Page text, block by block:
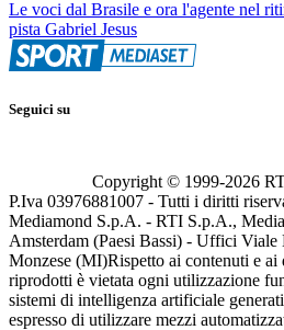
Le voci dal Brasile e ora l'agente nel
pista Gabriel Jesus
Seguici su
Copyright © 1999-2026
P.Iva 03976881007 - Tutti i diritti
Mediamond S.p.A. - RTI S.p.A.,
Amsterdam (Paesi Bassi) - Uffici
Monzese (MI)Rispetto ai contenuti e ai
riprodotti è vietata ogni utilizzazione
sistemi di intelligenza artificiale
espresso di utilizzare mezzi